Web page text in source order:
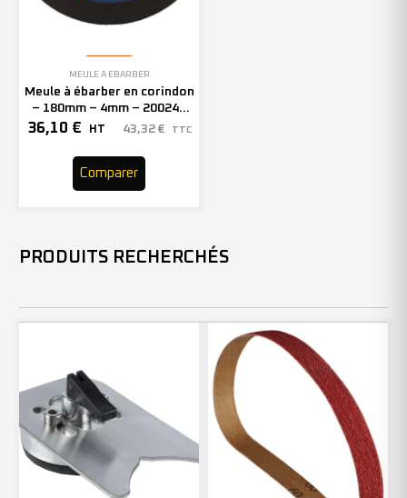
MEULE À ÉBARBER
Meule à ébarber en corindon
– 180mm – 4mm – 200246
(x10)
36,10 € HT 43,32 € TTC
Comparer
PRODUITS RECHERCHÉS